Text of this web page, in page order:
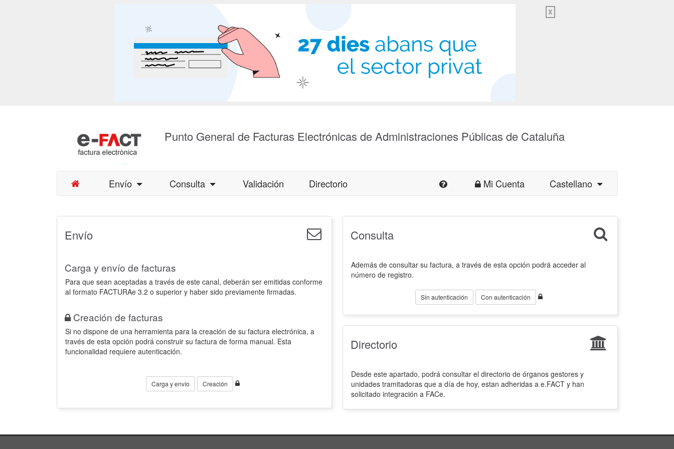
X
Punto General de Facturas Electrónicas de Administraciones Públicas de Cataluña
Envío Consulta Validación Directorio Mi Cuenta Castellano
Envío
Carga y envío de facturas
Para que sean aceptadas a través de este canal, deberán ser emitidas conforme
al formato FACTURAe 3.2 o superior y haber sido previamente firmadas.
Creación de facturas
Si no dispone de una herramienta para la creación de su factura electrónica, a
través de esta opción podrá construir su factura de forma manual. Esta
funcionalidad requiere autenticación.
Carga y envío Creación
Consulta
Además de consultar su factura, a través de esta opción podrá acceder al
número de registro.
Sin autenticación Con autenticación
Directorio
Desde este apartado, podrá consultar el directorio de órganos gestores y
unidades tramitadoras que a día de hoy, estan adheridas a e.FACT y han
solicitado integración a FACe.